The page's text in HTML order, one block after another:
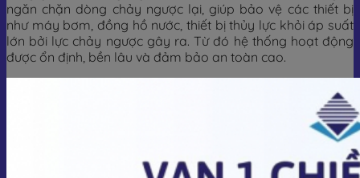
ngăn chặn dòng chảy ngược lại, giúp bảo vệ các thiết bị
như máy bơm, đồng hồ nước, thiết bị thủy lực khỏi áp suất
lớn bởi lực chảy ngược gây ra. Từ đó hệ thống hoạt động
được ổn định, bền lâu và đảm bảo an toàn cao.